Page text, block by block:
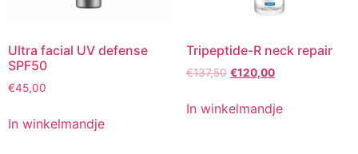
Ultra facial UV defense
SPF50
€45,00
In winkelmandje
Tripeptide-R neck repair
€137,50 Oorspronkelijke
was:
€137,50.
€120,00Huidige
is:
€120,00.
In winkelmandje